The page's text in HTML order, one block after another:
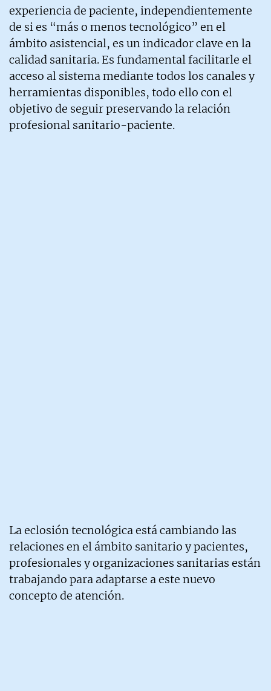
experiencia de paciente, independientemente
de si es “más o menos tecnológico” en el
ámbito asistencial, es un indicador clave en la
calidad sanitaria. Es fundamental facilitarle el
acceso al sistema mediante todos los canales y
herramientas disponibles, todo ello con el
objetivo de seguir preservando la relación
profesional sanitario-paciente.
La eclosión tecnológica está cambiando las
relaciones en el ámbito sanitario y pacientes,
profesionales y organizaciones sanitarias están
trabajando para adaptarse a este nuevo
concepto de atención.